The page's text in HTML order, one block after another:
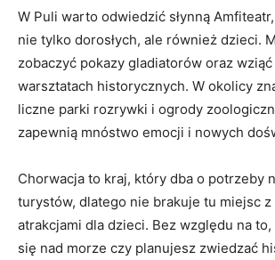
W ⁢Puli warto⁣ odwiedzić‌ słynną
nie tylko dorosłych, ale⁢ również‍ dzieci.
zobaczyć pokazy gladiatorów oraz wziąć
warsztatach⁢ historycznych.⁢ W okolicy
liczne ‌parki rozrywki i ogrody
zapewnią mnóstwo emocji ​i nowych‍
Chorwacja to kraj, który dba o potrzeby
turystów, dlatego‍ nie brakuje tu miejsc z
atrakcjami dla dzieci. Bez względu na
się nad morze ‍czy planujesz zwiedzać